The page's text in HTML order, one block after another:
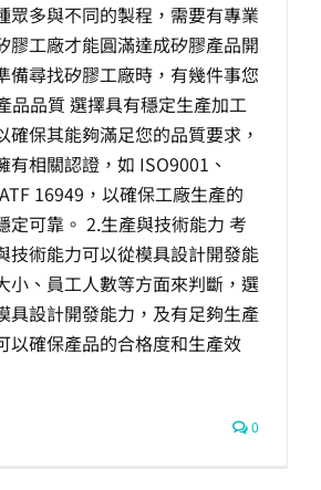
眾多與不同的製程，需要有專業
膠工廠才能圓滿達成矽膠產品開
備尋找矽膠工廠時，有幾件事您
品品質 選擇具有穩定生產加工
確保其能夠滿足您的品質要求，
有相關認證，如 ISO9001、
16949，以確保工廠生產的
定可靠。 2.生產與技術能力 考
技術能力可以從模具設計開發能
小、員工人數等方面來判斷，選
具設計開發能力，及有足夠生產
以確保產品的合格度和生產效
0